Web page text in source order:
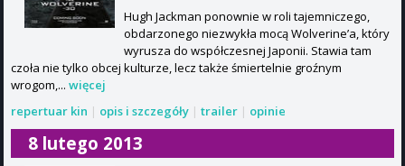
Hugh Jackman ponownie w roli tajemniczego,
obdarzonego niezwykła mocą Wolverine’a, który
wyrusza do współczesnej Japonii. Stawia tam
czoła nie tylko obcej kulturze, lecz także śmiertelnie groźnym
wrogom,... więcej
repertuar kin | opis i szczegóły | trailer | opinie
8 lutego 2013